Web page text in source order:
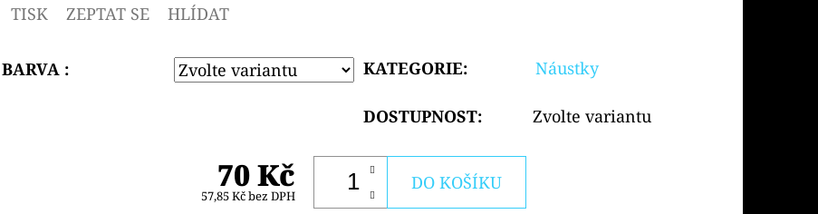
5
TISK ZEPTAT SE HLÍDAT
BARVA : KATEGORIE: Náustky
DOSTUPNOST: Zvolte variantu
70 Kč
57,85 Kč bez DPH
DO KOŠÍKU